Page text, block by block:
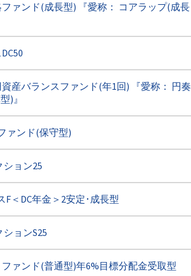
ァンド(成長型) 『愛称： コアラップ(成長
産バランスファンド(年1回) 『愛称： 円奏
)』
ァンド(保守型)
ション25
F＜DC年金＞2安定･成長型
ションS25
ァンド(普通型)年6%目標分配金受取型